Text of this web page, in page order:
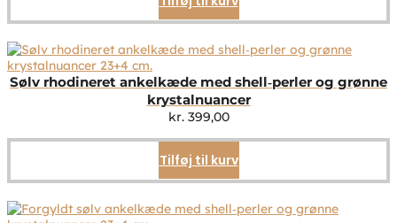
Sølv rhodineret ankelkæde med shell‑perler og grønne
krystalnuancer
kr.399,00
Tilføj til kurv